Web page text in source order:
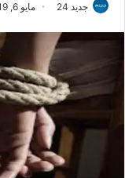
جديد 24 مايو 6, 2019